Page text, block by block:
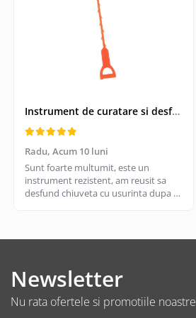
Boxe USB
Soundbar
Camera Web
Cu microfon
Protectie camera
Casti In Ear bluetooth
Casti In Ear cu microfon
Instrument de curatare si desfundare coloane de scurgeri, Drain Cleaner, lungime 51 cm
Radu, Acum 10 luni
Sunt foarte multumit, este un
instrument rezistent, am reusit sa
desfund chiuveta cu usurinta dupa ce
Newsletter
Nu rata ofertele si promotiile noastre